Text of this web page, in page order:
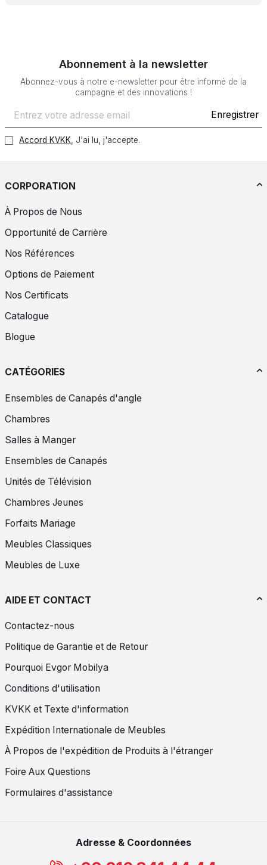
Abonnement à la newsletter
Abonnez-vous à notre e-newsletter pour être informé de la
campagne et des innovations !
Enregistrer
Accord KVKK , J'ai lu, j'accepte.
CORPORATION
À Propos de Nous
Opportunité de Carrière
Nos Références
Options de Paiement
Nos Certificats
Catalogue
Blogue
CATÉGORIES
Ensembles de Canapés d'angle
Chambres
Salles à Manger
Ensembles de Canapés
Unités de Télévision
Chambres Jeunes
Forfaits Mariage
Meubles Classiques
Meubles de Luxe
AIDE ET CONTACT
Contactez-nous
Politique de Garantie et de Retour
Pourquoi Evgor Mobilya
Conditions d'utilisation
KVKK et Texte d'information
Expédition Internationale de Meubles
À Propos de l'expédition de Produits à l'étranger
Foire Aux Questions
Formulaires d'assistance
Adresse & Coordonnées